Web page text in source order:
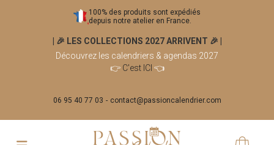
100% des produits sont expédiés
depuis notre atelier en France.
| 🎉 LES COLLECTIONS 2027 ARRIVENT 🎉
Découvrez les calendriers & agendas 2027
👉 C'est ICI 👈
06 95 40 77 03 contact@passioncalendrier.com